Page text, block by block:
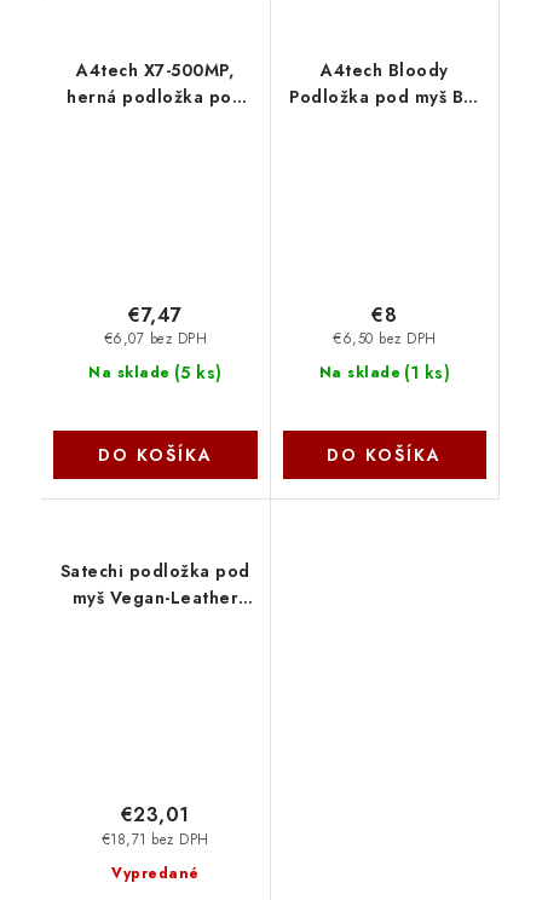
A4tech X7-500MP,
herná podložka pod
Na sklade (5 ks)
€6,07 bez DPH
€7,47
DO KOŠÍKA
A4tech Bloody
Podložka pod myš BP-
Na sklade (1 ks)
€6,50 bez DPH
€8
DO KOŠÍKA
Satechi podložka pod
myš Vegan-Leather
Vypredané
€18,71 bez DPH
€23,01